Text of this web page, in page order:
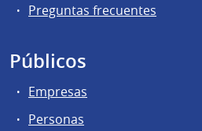
Preguntas frecuentes
Públicos
Empresas
Personas